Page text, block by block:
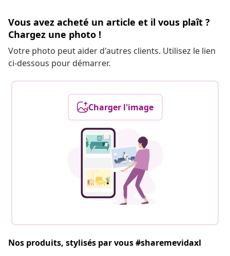
Vous avez acheté un article et il vous plaît ?
Chargez une photo !
Votre photo peut aider d'autres clients. Utilisez le lien
ci-dessous pour démarrer.
Charger l'image
Nos produits, stylisés par vous #sharemevidaxl